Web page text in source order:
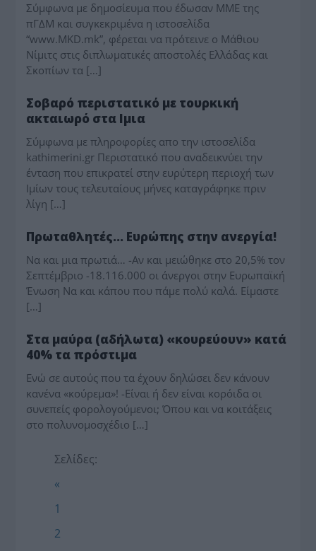
Σύμφωνα με δημοσίευμα που έδωσαν ΜΜΕ της
πΓΔΜ και συγκεκριμένα η ιστοσελίδα
“www.MKD.mk”, φέρεται να πρότεινε ο Μάθιου
Νίμιτς στις διπλωματικές αποστολές Ελλάδας και
Σκοπίων τα […]
Σοβαρό περιστατικό με τουρκική
ακταιωρό στα Ιμια
Σύμφωνα με πληροφορίες απο την ιστοσελίδα
kathimerini.gr Περιστατικό που αναδεικνύει την
ένταση που επικρατεί στην ευρύτερη περιοχή των
Ιμίων τους τελευταίους μήνες καταγράφηκε πριν
λίγη […]
Πρωταθλητές… Ευρώπης στην ανεργία!
Να και μια πρωτιά… -Αν και μειώθηκε στο 20,5% τον
Σεπτέμβριο -18.116.000 οι άνεργοι στην Ευρωπαϊκή
Ένωση Να και κάπου που πάμε πολύ καλά. Είμαστε
[…]
Στα μαύρα (αδήλωτα) «κουρεύουν» κατά
40% τα πρόστιμα
Eνώ σε αυτούς που τα έχουν δηλώσει δεν κάνουν
κανένα «κούρεμα»! -Είναι ή δεν είναι κορόιδα οι
συνεπείς φορολογούμενοι; Όπου και να κοιτάξεις
στο πολυνομοσχέδιο […]
Σελίδες:
«
1
2